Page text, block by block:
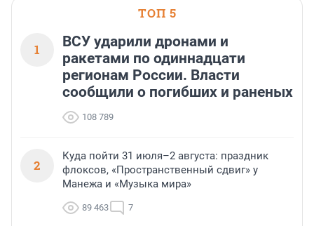
ТОП 5
1
ВСУ ударили дронами и
ракетами по одиннадцати
регионам России. Власти
сообщили о погибших и раненых
108 789
2
Куда пойти 31 июля–2 августа: праздник
флоксов, «Пространственный сдвиг» у
Манежа и «Музыка мира»
89 463 7